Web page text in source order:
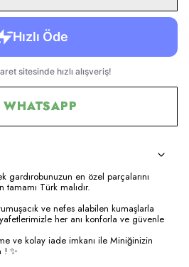
WHATSAPP
gardırobunuzun en özel parçalarını
Türk malıdır.
ve nefes alabilen kumaşlarla
her anı konforla ve güvenle
ve kolay iade imkanı ile Miniğinizin
! ✨